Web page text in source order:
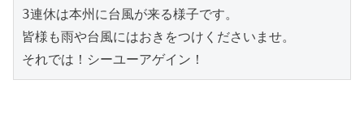
3連休は本州に台風が来る様子です。
皆様も雨や台風にはおきをつけくださいませ。
それでは！シーユーアゲイン！